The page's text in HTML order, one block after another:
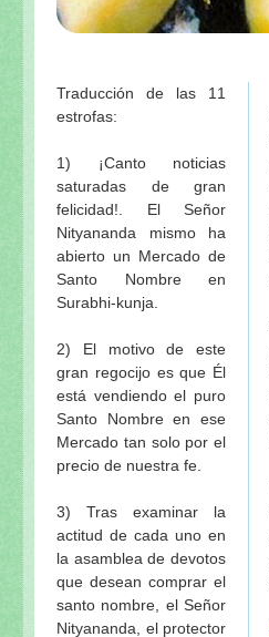
Traducción de las 11
estrofas:
1) ¡Canto noticias
saturadas de gran
felicidad!. El Señor
Nityananda mismo ha
abierto un Mercado de
Santo Nombre en
Surabhi-kunja.
2) El motivo de este
gran regocijo es que Él
está vendiendo el puro
Santo Nombre en ese
Mercado tan solo por el
precio de nuestra fe.
3) Tras examinar la
actitud de cada uno en
la asamblea de devotos
que desean comprar el
santo nombre, el Señor
Nityananda, el protector